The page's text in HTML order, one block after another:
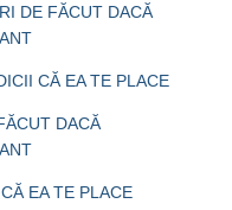
DE FĂCUT DACĂ
CĂ EA TE PLACE
DACĂ
EA TE PLACE